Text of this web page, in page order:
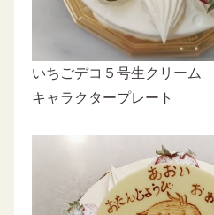
いちごデコ５号生クリーム
キャラクタープレート